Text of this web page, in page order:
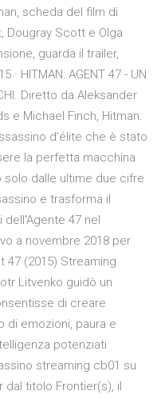
scheda del film di
Dougray Scott e Olga
guarda il trailer,
HITMAN: AGENT 47 - UN
Diretto da Aleksander
e Michael Finch, Hitman:
d'élite che è stato
la perfetta macchina
dalle ultime due cifre
e trasforma il
47 nel
a novembre 2018 per
47 (2015) Streaming
Litvenko guidò un
di creare
di emozioni, paura e
potenziati
streaming cb01 su
titolo Frontier(s), il